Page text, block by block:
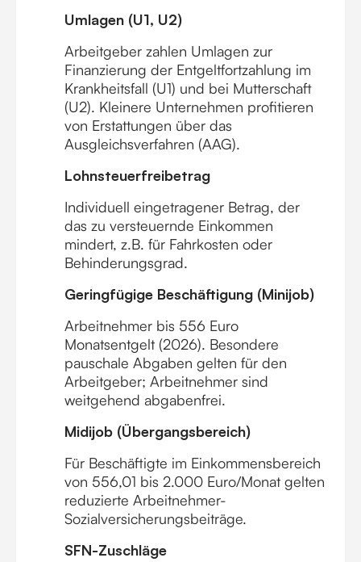
Umlagen (U1, U2)
Arbeitgeber zahlen Umlagen zur
Finanzierung der Entgeltfortzahlung im
Krankheitsfall (U1) und bei Mutterschaft
(U2). Kleinere Unternehmen profitieren
von Erstattungen über das
Ausgleichsverfahren (AAG).
Lohnsteuerfreibetrag
Individuell eingetragener Betrag, der
das zu versteuernde Einkommen
mindert, z.B. für Fahrkosten oder
Behinderungsgrad.
Geringfügige Beschäftigung (Minijob)
Arbeitnehmer bis 556 Euro
Monatsentgelt (2026). Besondere
pauschale Abgaben gelten für den
Arbeitgeber; Arbeitnehmer sind
weitgehend abgabenfrei.
Midijob (Übergangsbereich)
Für Beschäftigte im Einkommensbereich
von 556,01 bis 2.000 Euro/Monat gelten
reduzierte Arbeitnehmer-
Sozialversicherungsbeiträge.
SFN-Zuschläge